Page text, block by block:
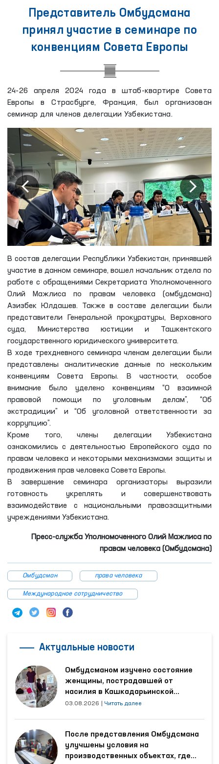
Представитель Омбудсмана
принял участие в семинаре по
конвенциям Совета Европы
24-26 апреля 2024 года в штаб-квартире Совета
Европы в Страсбурге, Франция, был организован
семинар для членов делегации Узбекистана.
В состав делегации Республики Узбекистан, принявшей
участие в данном семинаре, вошел начальник отдела по
работе с обращениями Секретариата Уполномоченного
Олий Мажлиса по правам человека (омбудсмана)
Азизбек Юлдашев. Также в составе делегации были
представители Генеральной прокуратуры, Верховного
суда, Министерства юстиции и Ташкентского
государственного юридического университета.
В ходе трехдневного семинара членам делегации были
представлены аналитические данные по нескольким
конвенциям Совета Европы. В частности, особое
внимание было уделено конвенциям “O взаимной
правовой помощи по уголовным делам”, “Oб
экстрадиции” и “Oб уголовной ответственности за
коррупцию”.
Кроме того, члены делегации Узбекистана
ознакомились с деятельностью Европейского суда по
правам человека и некоторыми механизмами защиты и
продвижения прав человека Совета Европы.
В завершение семинара организаторы выразили
готовность укреплять и совершенствовать
взаимодействие с национальными правозащитными
учреждениями Узбекистана.
Пресс-служба Уполномоченного Олий Мажлиса по
правам человека (Омбудсмана)
Омбудсман права человека
Международное сотрудничество
Актуальные новости
Омбудсманом изучено состояние
женщины, пострадавшей от
насилия в Кашкадарьинской
области
03.08.2026 Читать далее
После представления Омбудсмана
улучшены условия на
производственных объектах, где